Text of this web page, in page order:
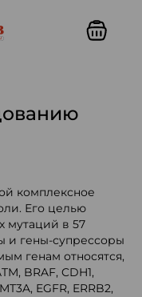
комплексное
Его целью
мутаций в 57
и гены-супрессоры
генам относятся,
BRAF, CDH1,
EGFR, ERRB2,